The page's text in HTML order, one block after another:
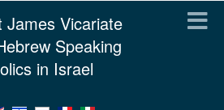
James Vicariate
Speaking
in Israel